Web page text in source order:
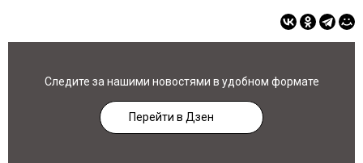
Следите за нашими новостями в удобном формате
Перейти в Дзен